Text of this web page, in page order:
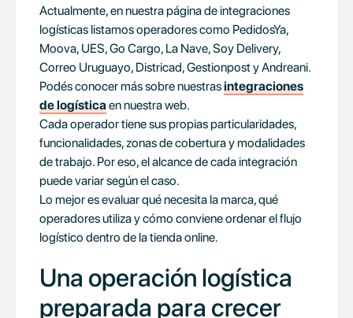
Actualmente, en nuestra página de integraciones
logísticas listamos operadores como PedidosYa,
Moova, UES, Go Cargo, La Nave, Soy Delivery,
Correo Uruguayo, Districad, Gestionpost y Andreani.
Podés conocer más sobre nuestrasintegraciones
de logísticaen nuestra web.
Cada operador tiene sus propias particularidades,
funcionalidades, zonas de cobertura y modalidades
de trabajo. Por eso, el alcance de cada integración
puede variar según el caso.
Lo mejor es evaluar qué necesita la marca, qué
operadores utiliza y cómo conviene ordenar el flujo
logístico dentro de la tienda online.
Una operación logística
preparada para crecer